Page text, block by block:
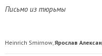
Письмо из тюрьмы
Heinrich Smirnow,Ярослав